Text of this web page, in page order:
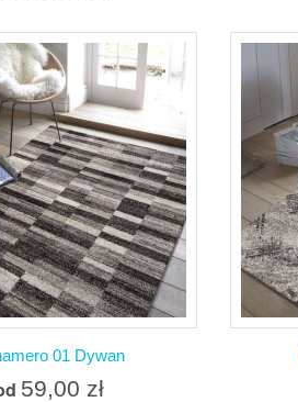
Więcej
magazynie
do porównania
01 Dywan
59,00 zł